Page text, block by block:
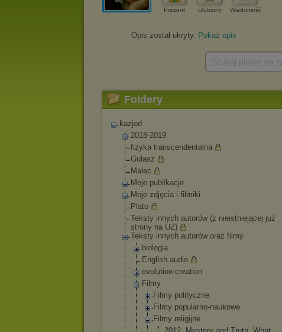
Prezent Ulubiony Wiadomość
Opis został ukryty. Pokaż opis
Foldery
kazjod
2018-2019
fizyka transcendentalna
Gulasz
Malec
Moje publikacje
Moje zdjęcia i filmiki
Plato
Teksty innych autorów (z nieistniejącej już
strony na UZ)
Teksty innych autorów oraz filmy
biologia
English audio
evolution-creation
Filmy
Filmy polityczne
Filmy popularno-naukowe
Filmy religijne